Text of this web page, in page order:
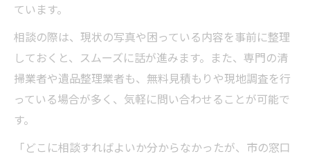
ています。
相談の際は、現状の写真や困っている内容を事前に整理
しておくと、スムーズに話が進みます。また、専門の清
掃業者や遺品整理業者も、無料見積もりや現地調査を行
っている場合が多く、気軽に問い合わせることが可能で
す。
「どこに相談すればよいか分からなかったが、市の窓口